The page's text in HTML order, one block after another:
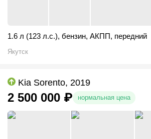
1.6 л (123 л.с.), бензин, АКПП, передний
Якутск
Kia Sorento, 2019
2 500 000 ₽ нормальная цена